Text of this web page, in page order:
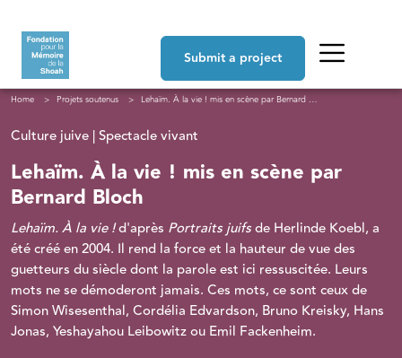
Submit a project
Breadcrumb
Home Projets soutenus Lehaïm. À la vie ! mis en scène par Bernard Bloch
Culture juive | Spectacle vivant
Lehaïm. À la vie ! mis en scène par
Bernard Bloch
Lehaïm. À la vie !d'après Portraits juifsde Herlinde Koebl, a
été créé en 2004. Il rend la force et la hauteur de vue des
guetteurs du siècle dont la parole est ici ressuscitée. Leurs
mots ne se démoderont jamais. Ces mots, ce sont ceux de
Simon Wisesenthal, Cordélia Edvardson, Bruno Kreisky, Hans
Jonas, Yeshayahou Leibowitz ou Emil Fackenheim.